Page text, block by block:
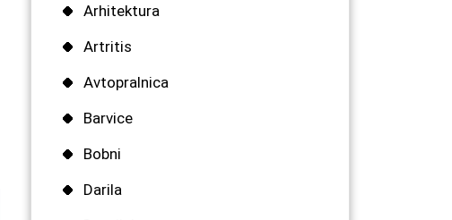
Arhitektura
Artritis
Avtopralnica
Barvice
Bobni
Darila